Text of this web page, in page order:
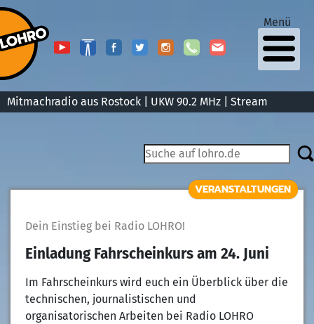
Mitmachradio aus Rostock | UKW 90.2 MHz | Stream
Menü
VERANSTALTUNGEN
Dein Einstieg bei Radio LOHRO!
Einladung Fahrscheinkurs am 24. Juni
Im Fahrscheinkurs wird euch ein Überblick über die
technischen, journalistischen und
organisatorischen Arbeiten bei Radio LOHRO